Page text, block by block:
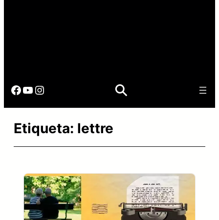
Facebook
YouTube
Instagram
Etiqueta: lettre